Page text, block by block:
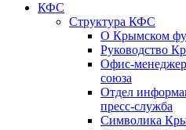
КФС
Структура КФС
О Крымском
Руководство
Офис-
союза
Отдел
пресс-служба
Символика